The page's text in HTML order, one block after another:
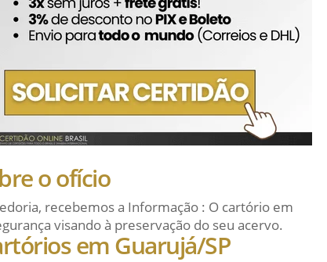
o ofício
recebemos a Informação : O cartório em
visando à preservação do seu acervo.
em Guarujá/SP